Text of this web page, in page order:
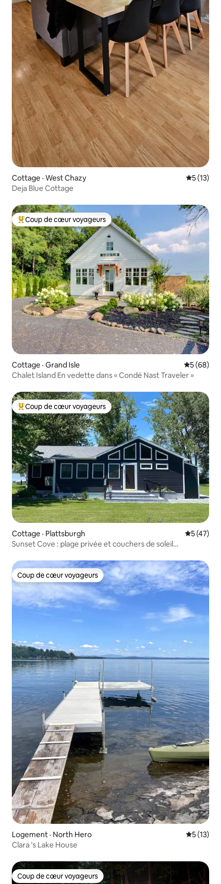
Cottage · West Chazy Note
5 (13)
Deja Blue Cottage
Coup de cœur voyageurs parmi les plus aimés
Coup de cœur voyageurs
Cottage · Grand Isle Note
5 (68)
Chalet Island En vedette dans « Condé Nast Traveler »
Coup de cœur voyageurs parmi les plus aimés
Coup de cœur voyageurs
Cottage · Plattsburgh Note
5 (47)
Sunset Cove : plage privée et couchers de soleil
Coup de cœur voyageurs
Coup de cœur voyageurs
Logement · North Hero Note
5 (13)
Clara 's Lake House
Coup de cœur voyageurs
Coup de cœur voyageurs